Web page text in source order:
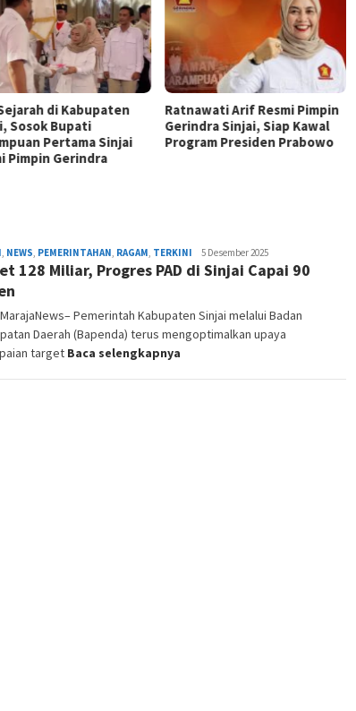
di Kabupaten
Sosok Bupati
Pertama Sinjai
Pimpin Gerindra
Ratnawati Arif Resmi Pimpin
Gerindra Sinjai, Siap Kawal
Program Presiden Prabowo
, NEWS, PEMERINTAHAN, RAGAM, TERKINI Admin
Redaksi
5 Desember 2025
128 Miliar, Progres PAD di Sinjai Capai 90
Pemerintah Kabupaten Sinjai melalui Badan
Daerah (Bapenda) terus mengoptimalkan upaya
target Baca selengkapnya